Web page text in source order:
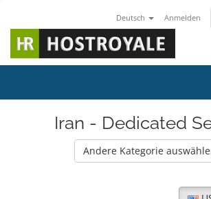
Deutsch Anmelden
Iran - Dedicated
Andere Kategorie